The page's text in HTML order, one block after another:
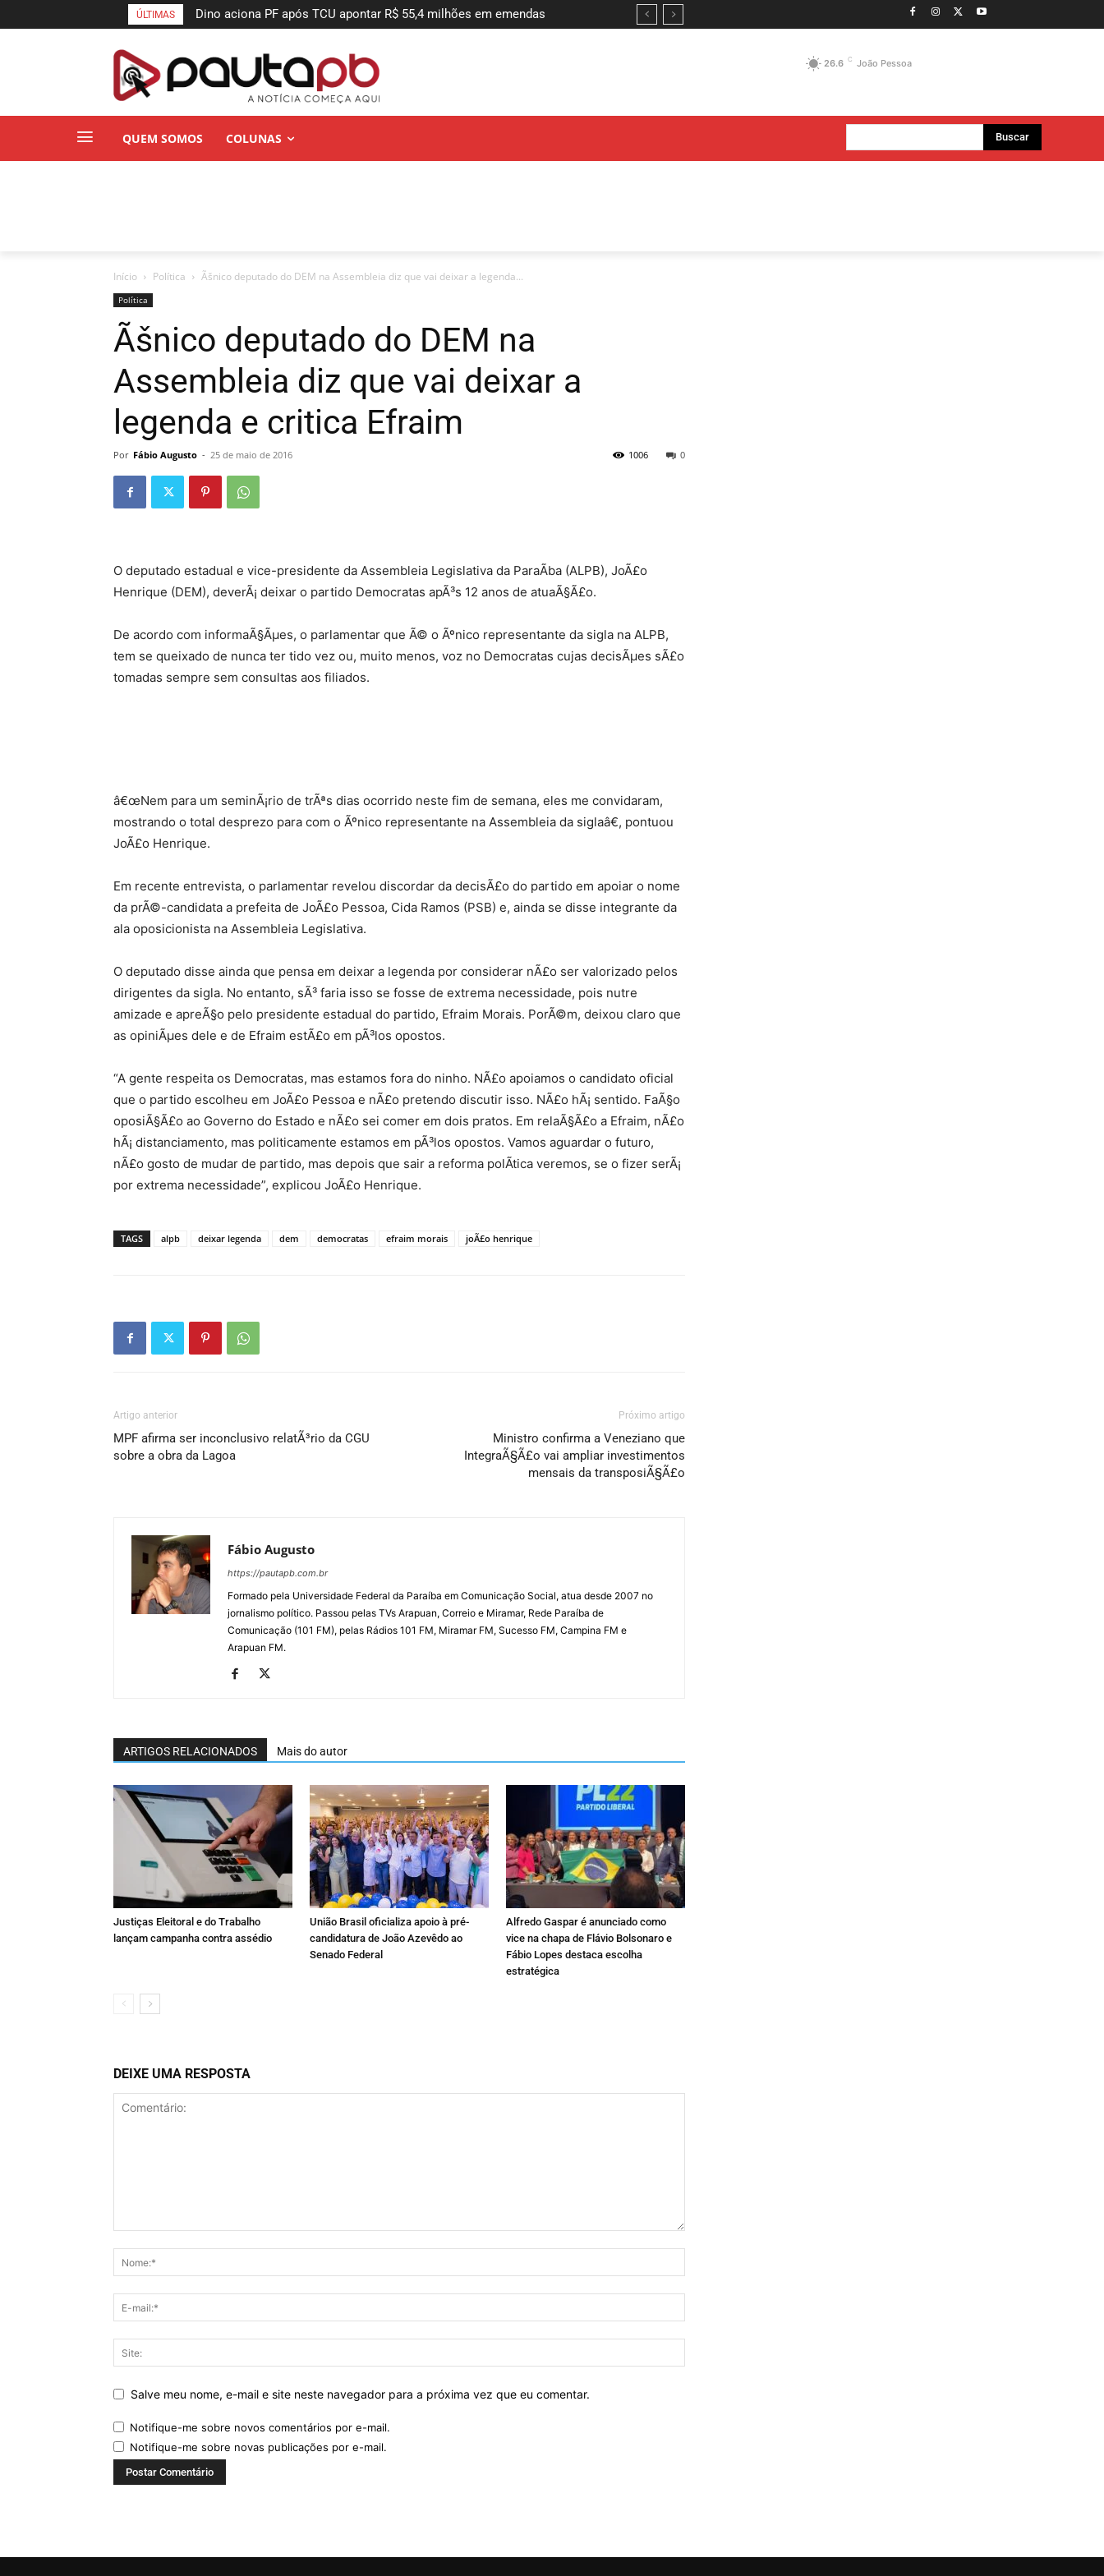
ÚLTIMAS
Dino aciona PF após TCU apontar R$ 55,4 milhões em emendas
26.6 C João Pessoa
QUEM SOMOS COLUNAS Buscar
Início Política Ãšnico deputado do DEM na Assembleia diz que vai deixar a legenda...
Política
Ãšnico deputado do DEM na
Assembleia diz que vai deixar a
legenda e critica Efraim
Por Fábio Augusto - 25 de maio de 2016 0
1006
O deputado estadual e vice-presidente da Assembleia Legislativa da ParaÃ­ba (ALPB), JoÃ£o
Henrique (DEM), deverÃ¡ deixar o partido Democratas apÃ³s 12 anos de atuaÃ§Ã£o.
De acordo com informaÃ§Ãµes, o parlamentar que Ã© o Ãºnico representante da sigla na ALPB,
tem se queixado de nunca ter tido vez ou, muito menos, voz no Democratas cujas decisÃµes sÃ£o
tomadas sempre sem consultas aos filiados.
â€œNem para um seminÃ¡rio de trÃªs dias ocorrido neste fim de semana, eles me convidaram,
mostrando o total desprezo para com o Ãºnico representante na Assembleia da siglaâ€, pontuou
JoÃ£o Henrique.
Em recente entrevista, o parlamentar revelou discordar da decisÃ£o do partido em apoiar o nome
da prÃ©-candidata a prefeita de JoÃ£o Pessoa, Cida Ramos (PSB) e, ainda se disse integrante da
ala oposicionista na Assembleia Legislativa.
O deputado disse ainda que pensa em deixar a legenda por considerar nÃ£o ser valorizado pelos
dirigentes da sigla. No entanto, sÃ³ faria isso se fosse de extrema necessidade, pois nutre
amizade e apreÃ§o pelo presidente estadual do partido, Efraim Morais. PorÃ©m, deixou claro que
as opiniÃµes dele e de Efraim estÃ£o em pÃ³los opostos.
“A gente respeita os Democratas, mas estamos fora do ninho. NÃ£o apoiamos o candidato oficial
que o partido escolheu em JoÃ£o Pessoa e nÃ£o pretendo discutir isso. NÃ£o hÃ¡ sentido. FaÃ§o
oposiÃ§Ã£o ao Governo do Estado e nÃ£o sei comer em dois pratos. Em relaÃ§Ã£o a Efraim, nÃ£o
hÃ¡ distanciamento, mas politicamente estamos em pÃ³los opostos. Vamos aguardar o futuro,
nÃ£o gosto de mudar de partido, mas depois que sair a reforma polÃ­tica veremos, se o fizer serÃ¡
por extrema necessidade”, explicou JoÃ£o Henrique.
TAGS alpb deixar legenda dem democratas efraim morais joÃ£o henrique
Artigo anterior
MPF afirma ser inconclusivo relatÃ³rio da CGU
sobre a obra da Lagoa
Próximo artigo
Ministro confirma a Veneziano que
IntegraÃ§Ã£o vai ampliar investimentos
mensais da transposiÃ§Ã£o
Fábio Augusto
https://pautapb.com.br
Formado pela Universidade Federal da Paraíba em Comunicação Social, atua desde 2007 no
jornalismo político. Passou pelas TVs Arapuan, Correio e Miramar, Rede Paraíba de
Comunicação (101 FM), pelas Rádios 101 FM, Miramar FM, Sucesso FM, Campina FM e
Arapuan FM.
ARTIGOS RELACIONADOS Mais do autor
Justiças Eleitoral e do Trabalho
lançam campanha contra assédio
União Brasil oficializa apoio à pré-
candidatura de João Azevêdo ao
Senado Federal
Alfredo Gaspar é anunciado como
vice na chapa de Flávio Bolsonaro e
Fábio Lopes destaca escolha
estratégica
DEIXE UMA RESPOSTA
Salve meu nome, e-mail e site neste navegador para a próxima vez que eu comentar.
Notifique-me sobre novos comentários por e-mail.
Notifique-me sobre novas publicações por e-mail.